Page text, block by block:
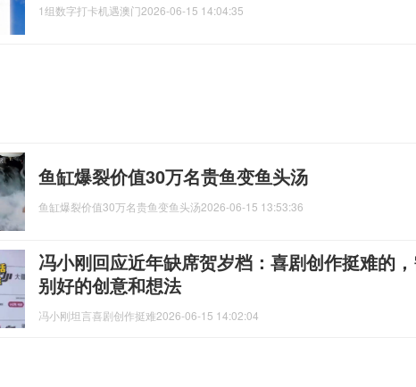
1组数字打卡机遇澳门2026-06-15 14:04:35
鱼缸爆裂价值30万名贵鱼变鱼头汤
鱼缸爆裂价值30万名贵鱼变鱼头汤2026-06-15 13:53:36
冯小刚回应近年缺席贺岁档：喜剧创作挺难的
别好的创意和想法
冯小刚坦言喜剧创作挺难2026-06-15 14:02:04